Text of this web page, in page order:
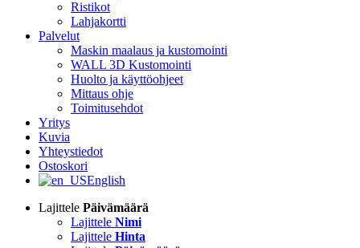
Ristikot
Lahjakortti
Palvelut
Maskin maalaus ja kustomointi
WALL 3D Kustomointi
Huolto ja käyttöohjeet
Mittaus ohje
Toimitusehdot
Yritys
Kuvia
Yhteystiedot
Ostoskori
English
Lajittele Päivämäärä
Lajittele Nimi
Lajittele Hinta